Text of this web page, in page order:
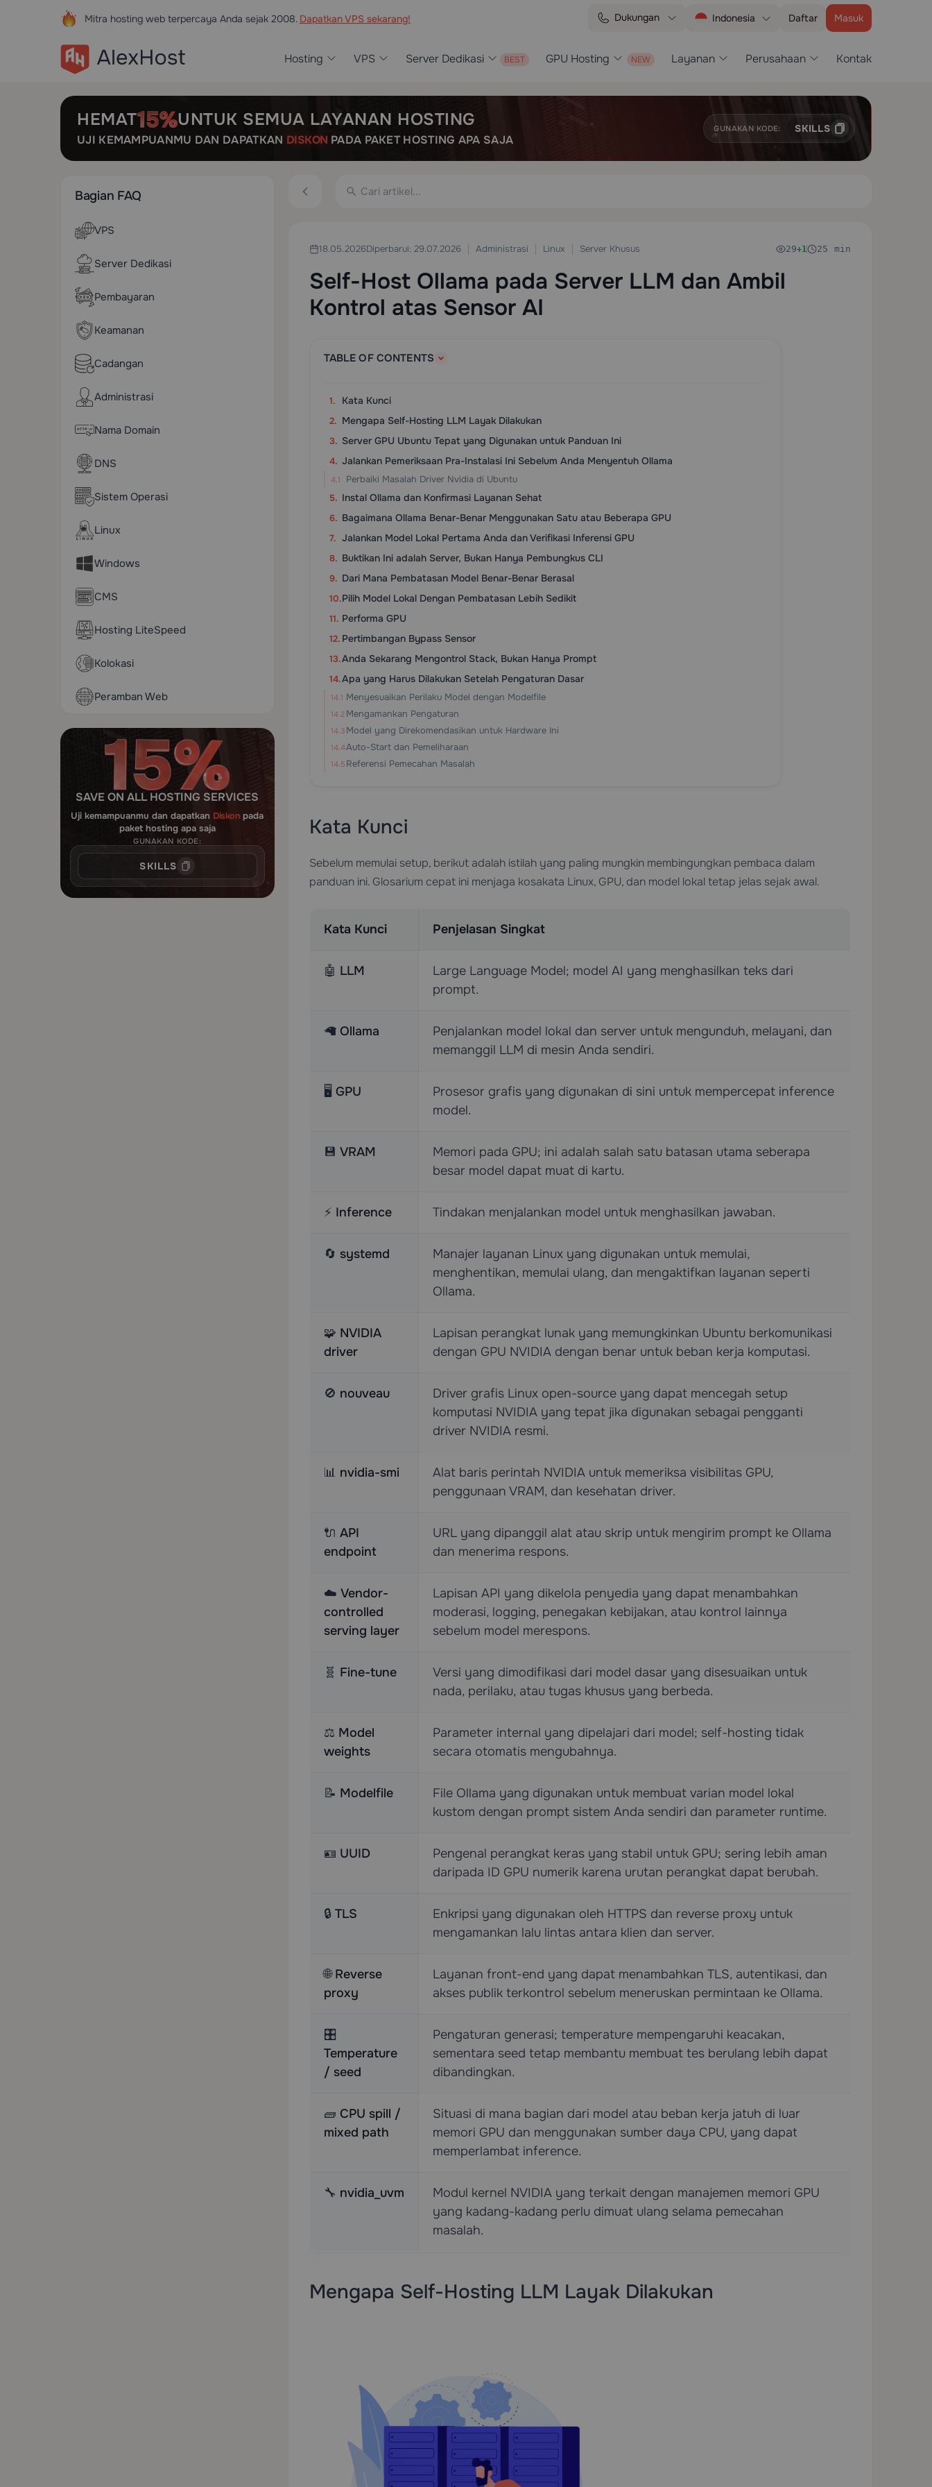
Mitra hosting web terpercaya Anda sejak 2008. Dapatkan VPS sekarang! Dukungan Indonesia Daftar Masuk
Hosting VPS Server Dedikasi GPU Hosting Layanan Perusahaan Kontak
HEMAT UNTUK SEMUA LAYANAN HOSTING
UJI KEMAMPUANMU DAN DAPATKAN DISKON PADA PAKET HOSTING APA SAJA
GUNAKAN KODE: SKILLS
Bagian FAQ
VPS
Server Dedikasi
Pembayaran
Keamanan
Cadangan
Administrasi
Nama Domain
DNS
Sistem Operasi
Linux
Windows
CMS
Hosting LiteSpeed
Kolokasi
Peramban Web
SAVE ON ALL HOSTING SERVICES
Uji kemampuanmu dan dapatkan Diskon pada
paket hosting apa saja
GUNAKAN KODE:
SKILLS
18.05.2026Diperbarui: 29.07.2026 Administrasi Linux Server Khusus 29+1 25 min
Self-Host Ollama pada Server LLM dan Ambil
Kontrol atas Sensor AI
TABLE OF CONTENTS
Kata Kunci
Mengapa Self-Hosting LLM Layak Dilakukan
Server GPU Ubuntu Tepat yang Digunakan untuk Panduan Ini
Jalankan Pemeriksaan Pra-Instalasi Ini Sebelum Anda Menyentuh Ollama
Perbaiki Masalah Driver Nvidia di Ubuntu
Instal Ollama dan Konfirmasi Layanan Sehat
Bagaimana Ollama Benar-Benar Menggunakan Satu atau Beberapa GPU
Jalankan Model Lokal Pertama Anda dan Verifikasi Inferensi GPU
Buktikan Ini adalah Server, Bukan Hanya Pembungkus CLI
Dari Mana Pembatasan Model Benar-Benar Berasal
Pilih Model Lokal Dengan Pembatasan Lebih Sedikit
Performa GPU
Pertimbangan Bypass Sensor
Anda Sekarang Mengontrol Stack, Bukan Hanya Prompt
Apa yang Harus Dilakukan Setelah Pengaturan Dasar
Menyesuaikan Perilaku Model dengan Modelfile
Mengamankan Pengaturan
Model yang Direkomendasikan untuk Hardware Ini
Auto-Start dan Pemeliharaan
Referensi Pemecahan Masalah
Kata Kunci
Sebelum memulai setup, berikut adalah istilah yang paling mungkin membingungkan pembaca dalam
panduan ini. Glosarium cepat ini menjaga kosakata Linux, GPU, dan model lokal tetap jelas sejak awal.
Kata Kunci Penjelasan Singkat
🤖 LLM
Large Language Model; model AI yang menghasilkan teks dari
prompt.
🦙 Ollama
Penjalankan model lokal dan server untuk mengunduh, melayani, dan
memanggil LLM di mesin Anda sendiri.
🖥️ GPU
Prosesor grafis yang digunakan di sini untuk mempercepat inference
model.
💾 VRAM
Memori pada GPU; ini adalah salah satu batasan utama seberapa
besar model dapat muat di kartu.
⚡ Inference Tindakan menjalankan model untuk menghasilkan jawaban.
🔄 systemd
Manajer layanan Linux yang digunakan untuk memulai,
menghentikan, memulai ulang, dan mengaktifkan layanan seperti
Ollama.
🧩 NVIDIA
driver
Lapisan perangkat lunak yang memungkinkan Ubuntu berkomunikasi
dengan GPU NVIDIA dengan benar untuk beban kerja komputasi.
🚫 nouveau
Driver grafis Linux open-source yang dapat mencegah setup
komputasi NVIDIA yang tepat jika digunakan sebagai pengganti
driver NVIDIA resmi.
📊 nvidia-smi
Alat baris perintah NVIDIA untuk memeriksa visibilitas GPU,
penggunaan VRAM, dan kesehatan driver.
🔌 API
endpoint
URL yang dipanggil alat atau skrip untuk mengirim prompt ke Ollama
dan menerima respons.
☁️ Vendor-
controlled
serving layer
Lapisan API yang dikelola penyedia yang dapat menambahkan
moderasi, logging, penegakan kebijakan, atau kontrol lainnya
sebelum model merespons.
🧬 Fine-tune
Versi yang dimodifikasi dari model dasar yang disesuaikan untuk
nada, perilaku, atau tugas khusus yang berbeda.
⚖️ Model
weights
Parameter internal yang dipelajari dari model; self-hosting tidak
secara otomatis mengubahnya.
📝 Modelfile
File Ollama yang digunakan untuk membuat varian model lokal
kustom dengan prompt sistem Anda sendiri dan parameter runtime.
🪪 UUID
Pengenal perangkat keras yang stabil untuk GPU; sering lebih aman
daripada ID GPU numerik karena urutan perangkat dapat berubah.
🔒 TLS
Enkripsi yang digunakan oleh HTTPS dan reverse proxy untuk
mengamankan lalu lintas antara klien dan server.
🌐Reverse
proxy
Layanan front-end yang dapat menambahkan TLS, autentikasi, dan
akses publik terkontrol sebelum meneruskan permintaan ke Ollama.
🎛️
Temperature
/ seed
Pengaturan generasi; temperature mempengaruhi keacakan,
sementara seed tetap membantu membuat tes berulang lebih dapat
dibandingkan.
🧱 CPU spill /
mixed path
Situasi di mana bagian dari model atau beban kerja jatuh di luar
memori GPU dan menggunakan sumber daya CPU, yang dapat
memperlambat inference.
🔧 nvidia_uvm
Modul kernel NVIDIA yang terkait dengan manajemen memori GPU
yang kadang-kadang perlu dimuat ulang selama pemecahan
masalah.
Mengapa Self-Hosting LLM Layak Dilakukan